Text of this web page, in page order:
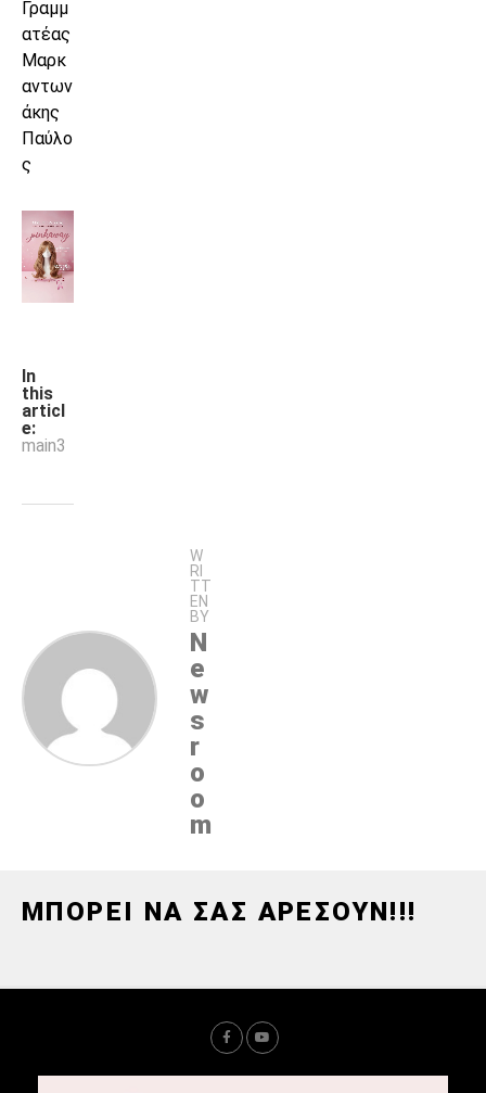
Γραμμ
ατέας
Μαρκ
αντων
άκης
Παύλο
ς
In
this
articl
e:
main3
W
RI
TT
EN
BY
N
e
w
s
r
o
o
m
ΜΠΟΡΕΙ ΝΑ ΣΑΣ ΑΡΕΣΟΥΝ!!!